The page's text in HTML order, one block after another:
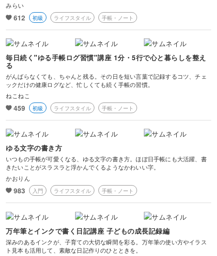
みらい
612 初級 ライフスタイル 手帳・ノート
毎日続く"ゆる手帳ログ習慣"講座 1分・5行で心と暮らしを整え
る
がんばらなくても、ちゃんと残る。その日を短い言葉で記録するコツ、チェ
ックだけの健康ログなど、忙しくても続く手帳の習慣。
ねこねこ
459 初級 ライフスタイル 手帳・ノート
ゆる文字の書き方
いつもの手帳が可愛くなる、ゆる文字の書き方。ほぼ日手帳にも大活躍、書
きたいことがスラスラと浮かんでくるようなかわいい字。
かおりん
983 入門 ライフスタイル 手帳・ノート
万年筆とインクで書く日記講座 子どもの成長記録編
深みのあるインクが、子育ての大切な瞬間を彩る。万年筆の使い方やイラス
ト見本も活用して、素敵な日記作りのひとときを。